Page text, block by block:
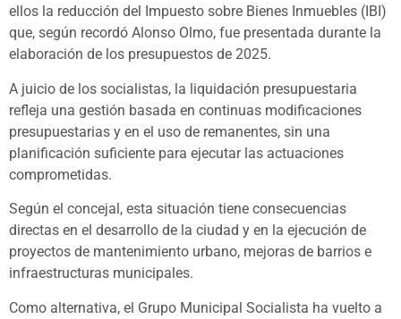
ellos la reducción del Impuesto sobre Bienes Inmuebles (IBI)
que, según recordó Alonso Olmo, fue presentada durante la
elaboración de los presupuestos de 2025.
A juicio de los socialistas, la liquidación presupuestaria
refleja una gestión basada en continuas modificaciones
presupuestarias y en el uso de remanentes, sin una
planificación suficiente para ejecutar las actuaciones
comprometidas.
Según el concejal, esta situación tiene consecuencias
directas en el desarrollo de la ciudad y en la ejecución de
proyectos de mantenimiento urbano, mejoras de barrios e
infraestructuras municipales.
Como alternativa, el Grupo Municipal Socialista ha vuelto a